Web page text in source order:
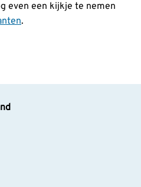
even een kijkje te nemen
.